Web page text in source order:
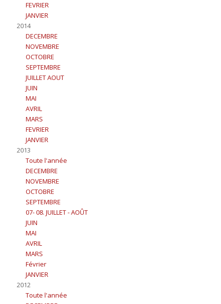
FEVRIER
JANVIER
2014
DECEMBRE
NOVEMBRE
OCTOBRE
SEPTEMBRE
JUILLET AOUT
JUIN
MAI
AVRIL
MARS
FEVRIER
JANVIER
2013
Toute l'année
DECEMBRE
NOVEMBRE
OCTOBRE
SEPTEMBRE
07- 08. JUILLET - AOÛT
JUIN
MAI
AVRIL
MARS
Février
JANVIER
2012
Toute l'année